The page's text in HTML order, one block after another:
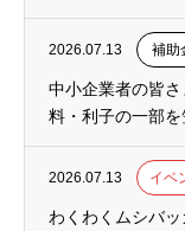
2026.07.13 補助
中小企業者の皆
料・利子の一部
2026.07.13 イベ
わくわくムシバ